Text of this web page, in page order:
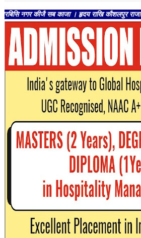
कीजै सब काजा । हृदय राखि कौशलपुर राजा।। --